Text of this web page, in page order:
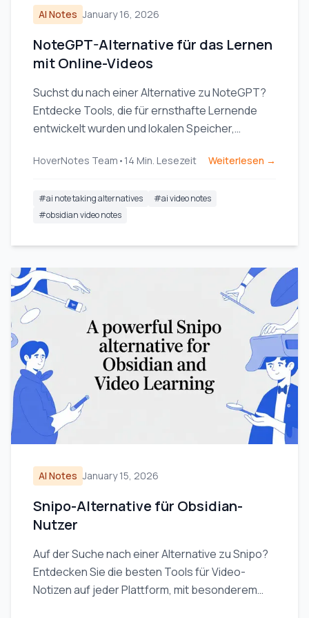
AI Notes January 16, 2026
NoteGPT-Alternative für das Lernen
mit Online-Videos
Suchst du nach einer Alternative zu NoteGPT?
Entdecke Tools, die für ernsthafte Lernende
entwickelt wurden und lokalen Speicher,
Kontextunterstützung aus Videos bieten.
HoverNotes Team • 14 Min. Lesezeit Weiterlesen →
#ai note taking alternatives #ai video notes
#obsidian video notes
AI Notes January 15, 2026
Snipo-Alternative für Obsidian-
Nutzer
Auf der Suche nach einer Alternative zu Snipo?
Entdecken Sie die besten Tools für Video-
Notizen auf jeder Plattform, mit besonderem